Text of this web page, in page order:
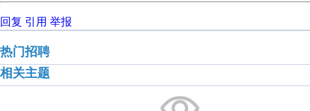
回复 引用 举报
热门招聘
相关主题